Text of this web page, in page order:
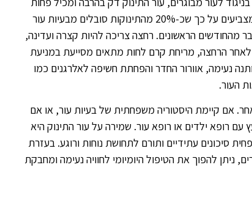
שומן טבעי, מה שהופך אותו לפגיע יותר ליובש ולגירויים. מחקרים מצביעים על כך שכ-20% מהתינוקות סובלים מבעיות עור
מהחודשים הראשונים. רחצה צריכה להיות קצרה ועדינה,
לאחר הרחצה, מריחת קרם לחות מתאים מסייעת במניעת
נעימה, אוורור החדר והפחתת חשיפה לאלרגנים כמו
העור.
אם קיימת היסטוריה משפחתית של בעיות עור, או אם
רופא ילדים או רופא עור. שמירה על עור התינוק היא
סיכונים עתידיים ותורם לתחושת נוחות ורוגע. בעזרת
ניתן להפוך את הטיפול היומיומי לחוויה נעימה ומחבקת